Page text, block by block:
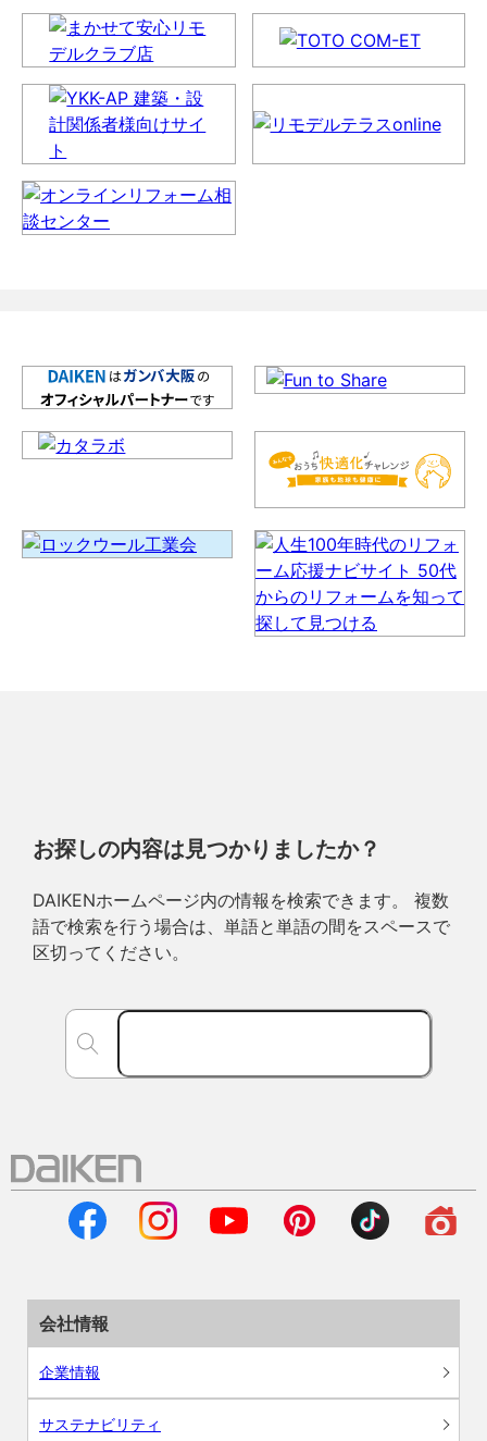
お探しの内容は見つかりましたか？
DAIKENホームページ内の情報を検索できます。 複数
語で検索を行う場合は、単語と単語の間をスペースで
区切ってください。
会社情報
企業情報
サステナビリティ